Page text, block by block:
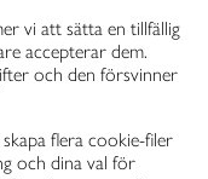
vi att sätta en tillfällig
accepterar dem.
och den försvinner
flera cookie-filer
och dina val för